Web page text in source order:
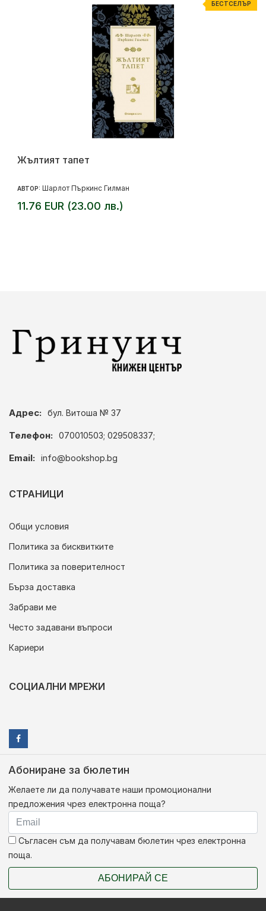
БЕСТСЕЛЪР
Жълтият тапет
АВТОР: Шарлот Пъркинс Гилман
11.76 EUR (23.00 лв.)
Адрес: бул. Витоша № 37
Телефон: 070010503; 029508337;
Email: info@bookshop.bg
СТРАНИЦИ
Общи условия
Политика за бисквитките
Политика за поверителност
Бърза доставка
Забрави ме
Често задавани въпроси
Кариери
СОЦИАЛНИ МРЕЖИ
Абониране за бюлетин
Желаете ли да получавате наши промоционални
предложения чрез електронна поща?
Съгласен съм да получавам бюлетин чрез електронна
поща.
АБОНИРАЙ СЕ